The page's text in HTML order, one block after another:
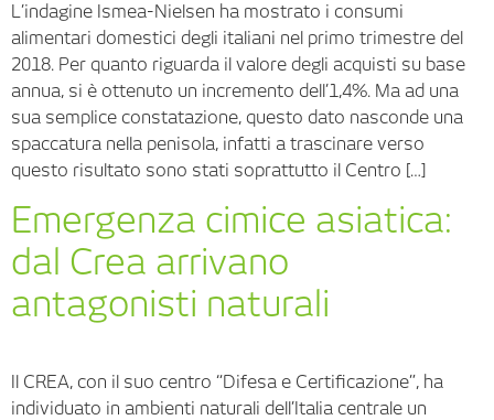
L’indagine Ismea-Nielsen ha mostrato i consumi
alimentari domestici degli italiani nel primo trimestre del
2018. Per quanto riguarda il valore degli acquisti su base
annua, si è ottenuto un incremento dell’1,4%. Ma ad una
sua semplice constatazione, questo dato nasconde una
spaccatura nella penisola, infatti a trascinare verso
questo risultato sono stati soprattutto il Centro […]
Emergenza cimice asiatica:
dal Crea arrivano
antagonisti naturali
Il CREA, con il suo centro “Difesa e Certificazione”, ha
individuato in ambienti naturali dell’Italia centrale un